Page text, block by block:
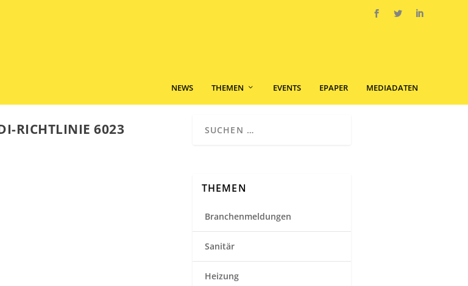
NEWS THEMEN EVENTS EPAPER MEDIADATEN
RICHTLINIE 6023
THEMEN
Branchenmeldungen
Sanitär
Heizung